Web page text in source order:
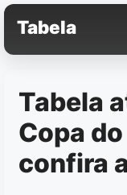
Pular
para
o
Tabela
Tabela
Copa
confira